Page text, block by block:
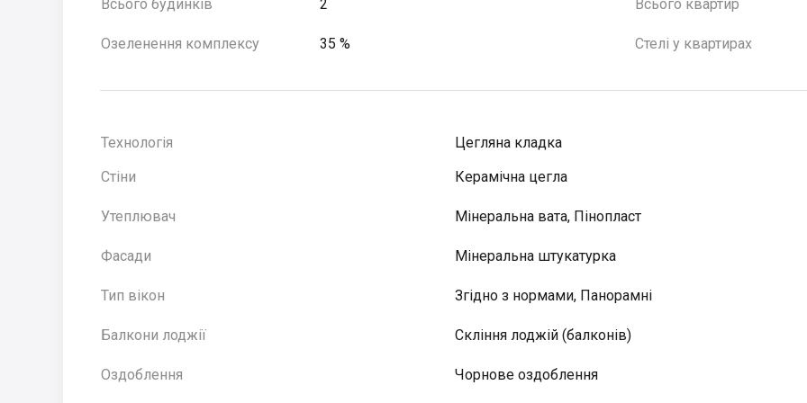
Всього будинків 2 Всього квартир
Озеленення комплексу 35 % Стелі у квартирах
Технологія
Цегляна кладка
Стіни
Керамічна цегла
Утеплювач Мінеральна вата, Пінопласт
Фасади Мінеральна штукатурка
Тип вікон Згідно з нормами, Панорамні
Балкони лоджії Скління лоджій (балконів)
Оздоблення Чорнове оздоблення